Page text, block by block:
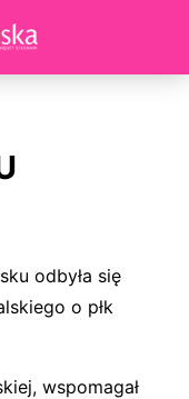
odbyła się
o płk
wspomagał